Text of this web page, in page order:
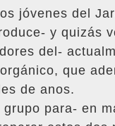
jóvenes del
y quizás
del-
que
de anos.
para- en